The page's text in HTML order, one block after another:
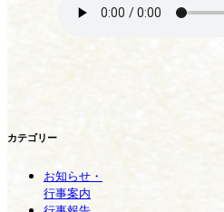
カテゴリー
お知らせ・
行事案内